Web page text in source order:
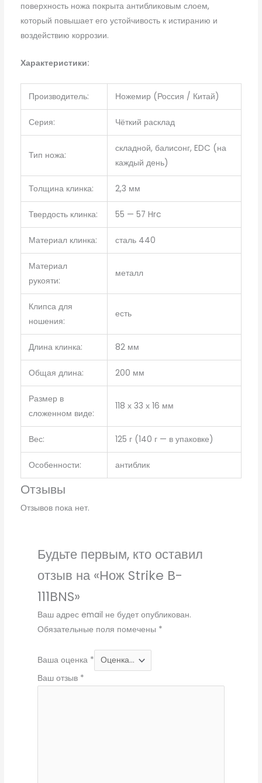
поверхность ножа покрыта антибликовым слоем,
который повышает его устойчивость к истиранию и
воздействию коррозии.
Характеристики:
Производитель: Ножемир (Россия / Китай)
Серия: Чёткий расклад
Тип ножа:
складной, балисонг, EDC (на
каждый день)
Толщина клинка: 2,3 мм
Твердость клинка: 55 — 57 Hrc
Материал клинка: сталь 440
Материал
рукояти:
металл
Клипса для
ношения:
есть
Длина клинка: 82 мм
Общая длина: 200 мм
Размер в
сложенном виде:
118 х 33 х 16 мм
Вес: 125 г (140 г — в упаковке)
Особенности: антиблик
Отзывы
Отзывов пока нет.
Будьте первым, кто оставил
отзыв на «Нож Strike B-
111BNS»
Ваш адрес email не будет опубликован.
Обязательные поля помечены *
Ваша оценка *
Ваш отзыв *